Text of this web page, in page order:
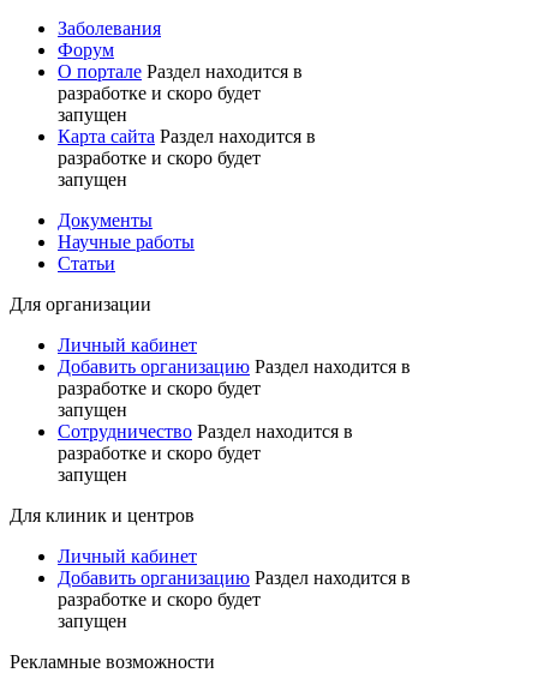
Заболевания
Форум
О портале Раздел находится в
разработке и скоро будет
запущен
Карта сайта Раздел находится в
разработке и скоро будет
запущен
Документы
Научные работы
Статьи
Для организации
Личный кабинет
Добавить организацию Раздел находится в
разработке и скоро будет
запущен
Сотрудничество Раздел находится в
разработке и скоро будет
запущен
Для клиник и центров
Личный кабинет
Добавить организацию Раздел находится в
разработке и скоро будет
запущен
Рекламные возможности